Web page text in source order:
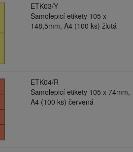
ETK03/Y
Samolepicí etikety 105 x
148,5mm, A4 (100 ks) žlutá
ETK04/R
Samolepicí etikety 105 x 74mm,
A4 (100 ks) červená